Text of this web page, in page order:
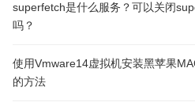
superfetch是什么服务？可以关闭
吗？
使用Vmware14虚拟机安装黑苹果
的方法